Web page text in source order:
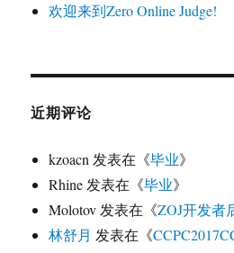
欢迎来到Zero Online Judge!
近期评论
kzoacn 发表在《毕业》
Rhine 发表在《毕业》
Molotov 发表在《ZOJ开发者
林舒月 发表在《